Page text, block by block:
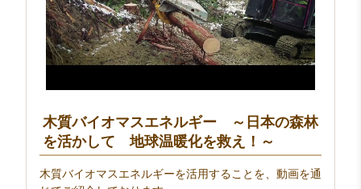
木質バイオマスエネルギー ～日本の森林
を活かして 地球温暖化を救え！～
木質バイオマスエネルギーを活用することを、動画を通